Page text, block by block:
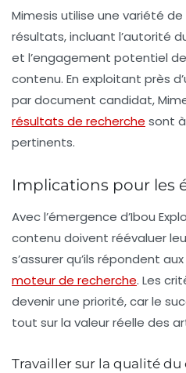
Mimesis utilise une variété
résultats, incluant l’autorité
et l’engagement potentiel
contenu. En exploitant près
par document candidat,
résultats de recherche sont
pertinents.
Implications pour les
Avec l’émergence d’Ibou
contenu doivent réévaluer
s’assurer qu’ils répondent
moteur de recherche. Les
devenir une priorité, car le
tout sur la valeur réelle des
Travailler sur la qualité du